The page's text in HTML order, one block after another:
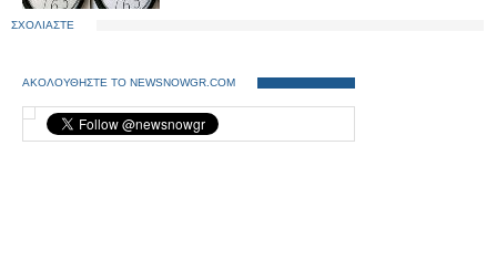
ΣΧΟΛΙΑΣΤΕ
ΑΚΟΛΟΥΘΗΣΤΕ ΤΟ NEWSNOWGR.COM